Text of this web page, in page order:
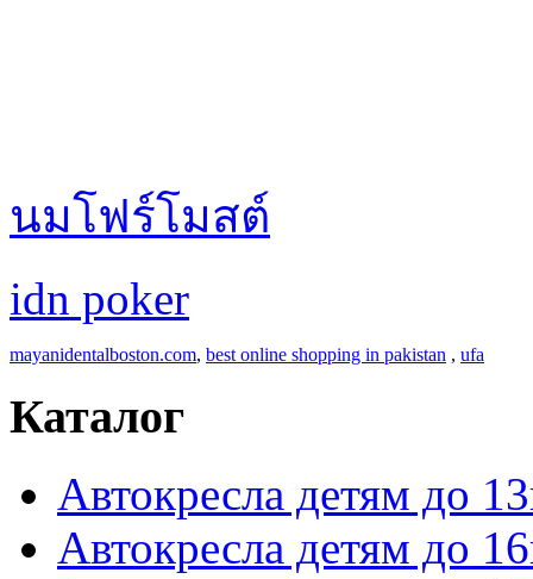
นมโฟร์โมสต์
idn poker
mayanidentalboston.com, best online shopping in pakistan , ufa
Каталог
Автокресла детям до
Автокресла детям до